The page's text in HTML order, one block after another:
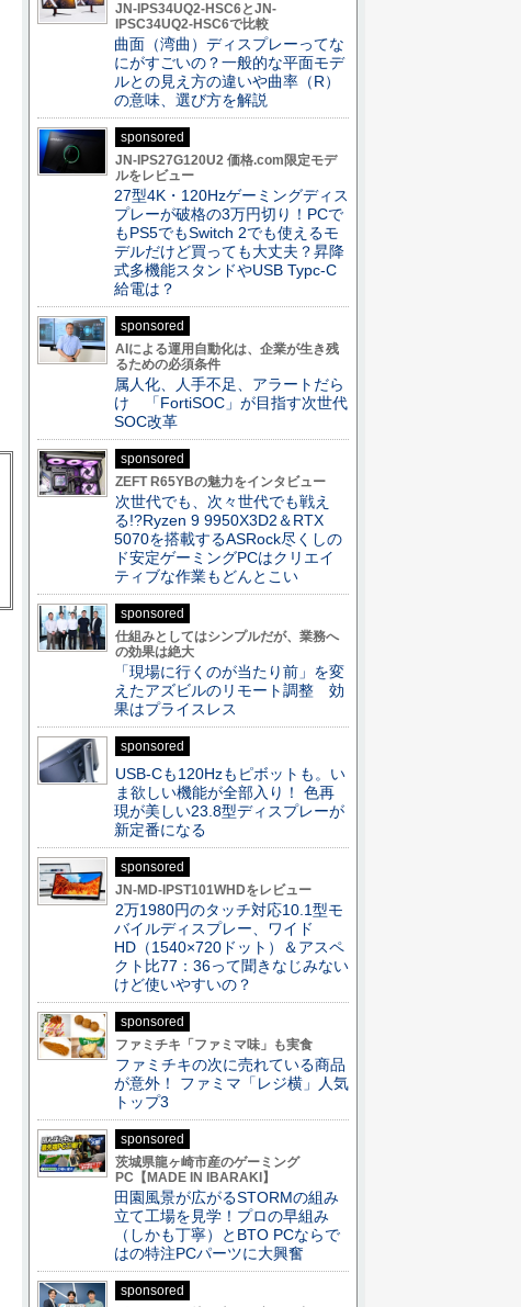
JN-IPS34UQ2-HSC6とJN-
IPSC34UQ2-HSC6で比較
曲面（湾曲）ディスプレーってな
にがすごいの？一般的な平面モデ
ルとの見え方の違いや曲率（R）
の意味、選び方を解説
sponsored
JN-IPS27G120U2 価格.com限定モデ
ルをレビュー
27型4K・120Hzゲーミングディス
プレーが破格の3万円切り！PCで
もPS5でもSwitch 2でも使えるモ
デルだけど買っても大丈夫？昇降
式多機能スタンドやUSB Typc-C
給電は？
sponsored
AIによる運用自動化は、企業が生き残
るための必須条件
属人化、人手不足、アラートだら
け 「FortiSOC」が目指す次世代
SOC改革
sponsored
ZEFT R65YBの魅力をインタビュー
次世代でも、次々世代でも戦え
る!?Ryzen 9 9950X3D2＆RTX
5070を搭載するASRock尽くしの
ド安定ゲーミングPCはクリエイ
ティブな作業もどんとこい
sponsored
仕組みとしてはシンプルだが、業務へ
の効果は絶大
「現場に行くのが当たり前」を変
えたアズビルのリモート調整 効
果はプライスレス
sponsored
USB-Cも120Hzもピボットも。い
ま欲しい機能が全部入り！ 色再
現が美しい23.8型ディスプレーが
新定番になる
sponsored
JN-MD-IPST101WHDをレビュー
2万1980円のタッチ対応10.1型モ
バイルディスプレー、ワイド
HD（1540×720ドット）＆アスペ
クト比77：36って聞きなじみない
けど使いやすいの？
sponsored
ファミチキ「ファミマ味」も実食
ファミチキの次に売れている商品
が意外！ ファミマ「レジ横」人気
トップ3
sponsored
茨城県龍ヶ崎市産のゲーミング
PC【MADE IN IBARAKI】
田園風景が広がるSTORMの組み
立て工場を見学！プロの早組み
（しかも丁寧）とBTO PCならで
はの特注PCパーツに大興奮
sponsored